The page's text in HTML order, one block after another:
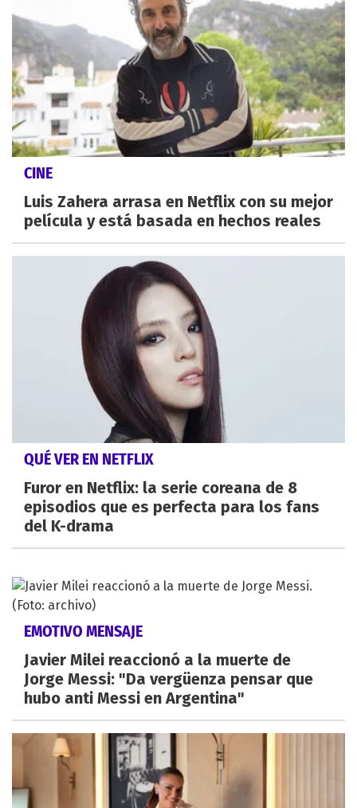
CINE
Luis Zahera arrasa en Netflix con su mejor
película y está basada en hechos reales
QUÉ VER EN NETFLIX
Furor en Netflix: la serie coreana de 8
episodios que es perfecta para los fans
del K-drama
EMOTIVO MENSAJE
Javier Milei reaccionó a la muerte de
Jorge Messi: "Da vergüenza pensar que
hubo anti Messi en Argentina"